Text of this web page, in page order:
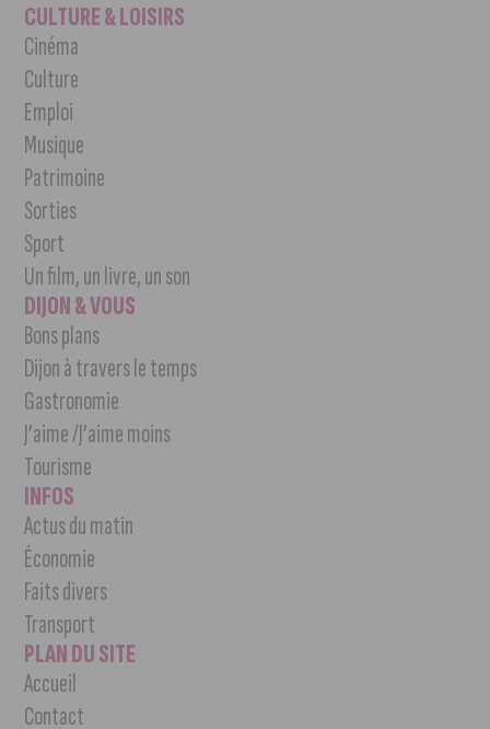
CULTURE & LOISIRS
Cinéma
Culture
Emploi
Musique
Patrimoine
Sorties
Sport
Un film, un livre, un son
DIJON & VOUS
Bons plans
Dijon à travers le temps
Gastronomie
J’aime /J’aime moins
Tourisme
INFOS
Actus du matin
Économie
Faits divers
Transport
PLAN DU SITE
Accueil
Contact